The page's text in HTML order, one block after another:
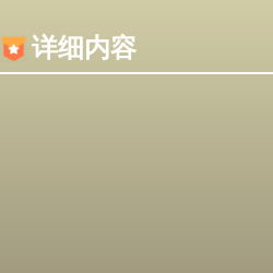
详细内容